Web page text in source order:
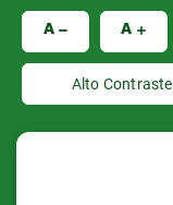
A A
Alto Contraste